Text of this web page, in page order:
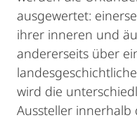
ausgewertet:
ihrer inneren und
andererseits über
wird die
Aussteller innerhalb